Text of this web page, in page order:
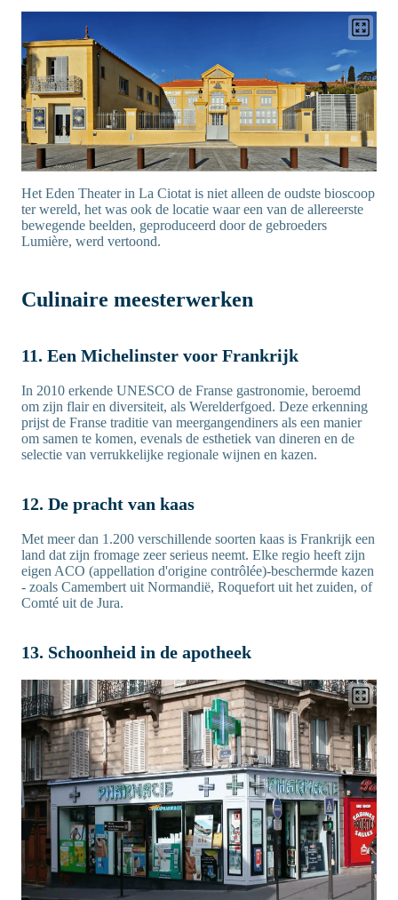
Het Eden Theater in La Ciotat is niet alleen de oudste bioscoop
ter wereld, het was ook de locatie waar een van de allereerste
bewegende beelden, geproduceerd door de gebroeders
Lumière, werd vertoond.
Culinaire meesterwerken
11. Een Michelinster voor Frankrijk
In 2010 erkende UNESCO de Franse gastronomie, beroemd
om zijn flair en diversiteit, als Werelderfgoed. Deze erkenning
prijst de Franse traditie van meergangendiners als een manier
om samen te komen, evenals de esthetiek van dineren en de
selectie van verrukkelijke regionale wijnen en kazen.
12. De pracht van kaas
Met meer dan 1.200 verschillende soorten kaas is Frankrijk een
land dat zijn fromage zeer serieus neemt. Elke regio heeft zijn
eigen ACO (appellation d'origine contrôlée)-beschermde kazen
- zoals Camembert uit Normandië, Roquefort uit het zuiden, of
Comté uit de Jura.
13. Schoonheid in de apotheek